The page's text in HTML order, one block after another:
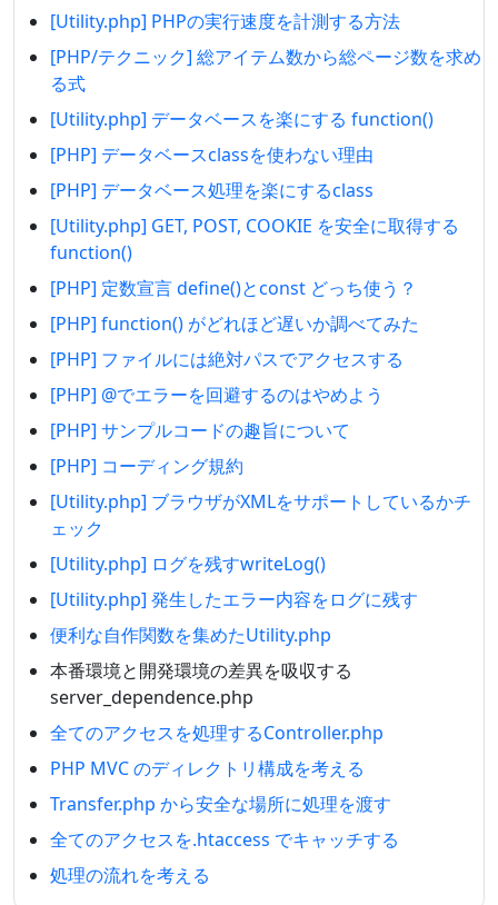
[Utility.php] PHPの実行速度を計測する方法
[PHP/テクニック] 総アイテム数から総ページ数を求め
る式
[Utility.php] データベースを楽にする function()
[PHP] データベースclassを使わない理由
[PHP] データベース処理を楽にするclass
[Utility.php] GET, POST, COOKIE を安全に取得する
function()
[PHP] 定数宣言 define()とconst どっち使う？
[PHP] function() がどれほど遅いか調べてみた
[PHP] ファイルには絶対パスでアクセスする
[PHP] @でエラーを回避するのはやめよう
[PHP] サンプルコードの趣旨について
[PHP] コーディング規約
[Utility.php] ブラウザがXMLをサポートしているかチ
ェック
[Utility.php] ログを残すwriteLog()
[Utility.php] 発生したエラー内容をログに残す
便利な自作関数を集めたUtility.php
本番環境と開発環境の差異を吸収する
server_dependence.php
全てのアクセスを処理するController.php
PHP MVC のディレクトリ構成を考える
Transfer.php から安全な場所に処理を渡す
全てのアクセスを.htaccess でキャッチする
処理の流れを考える